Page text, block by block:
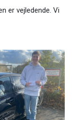
er vejledende. Vi